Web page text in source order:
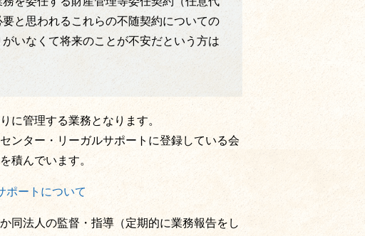
と思われるこれらの不随契約についての
いなくて将来のことが不安だという方は
に管理する業務となります。
ンター・リーガルサポートに登録している会
積んでいます。
ポートについて
同法人の監督・指導（定期的に業務報告をし